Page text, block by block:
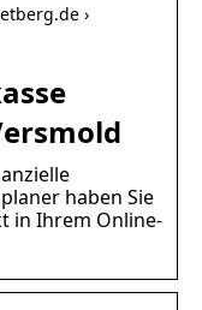
›
haben Sie
in Ihrem Online-